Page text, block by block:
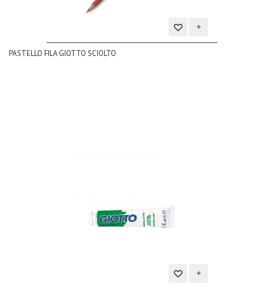
Aggiungi
PASTELLO FILA GIOTTO SCIOLTO